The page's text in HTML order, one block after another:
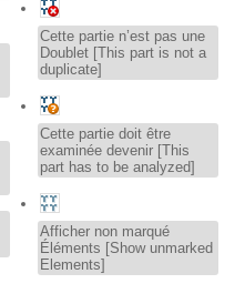
Cette partie n’est pas une
Doublet [This part is not a
duplicate]
Cette partie doit être
examinée devenir [This
part has to be analyzed]
Afficher non marqué
Éléments [Show unmarked
Elements]